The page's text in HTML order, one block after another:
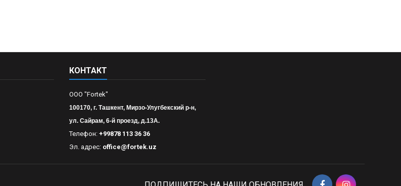
КОНТАКТ
OOO "Fortek"
100170, г. Ташкент, Мирзо-Улугбекский р-н,
ул. Сайрам, 6-й проезд, д.13А.
Телефон: +99878 113 36 36
Эл. адрес: office@fortek.uz